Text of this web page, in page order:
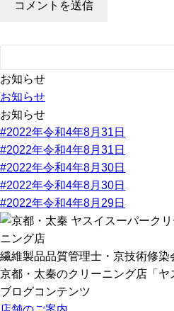
お知らせ
お知らせ
お知らせ
#2022年令和4年8月31日
#2022年令和4年8月31日
#2022年令和4年8月30日
#2022年令和4年8月30日
#2022年令和4年8月29日
繊維製品品質管理士・京技術修染
京都・太秦のクリーニング店「ヤ
ブログコンテンツ